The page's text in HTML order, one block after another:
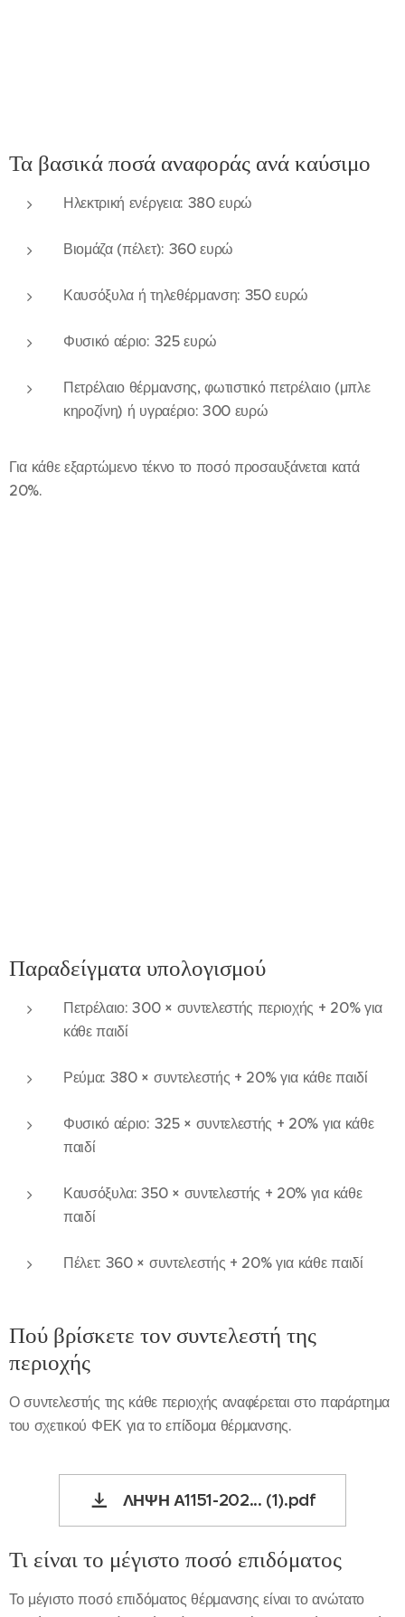
Τα βασικά ποσά αναφοράς ανά καύσιμο
Ηλεκτρική ενέργεια: 380 ευρώ
Βιομάζα (πέλετ): 360 ευρώ
Καυσόξυλα ή τηλεθέρμανση: 350 ευρώ
Φυσικό αέριο: 325 ευρώ
Πετρέλαιο θέρμανσης, φωτιστικό πετρέλαιο (μπλε
κηροζίνη) ή υγραέριο: 300 ευρώ
Για κάθε εξαρτώμενο τέκνο το ποσό προσαυξάνεται κατά
20%.
Παραδείγματα υπολογισμού
Πετρέλαιο: 300 × συντελεστής περιοχής + 20% για
κάθε παιδί
Ρεύμα: 380 × συντελεστής + 20% για κάθε παιδί
Φυσικό αέριο: 325 × συντελεστής + 20% για κάθε
παιδί
Καυσόξυλα: 350 × συντελεστής + 20% για κάθε
παιδί
Πέλετ: 360 × συντελεστής + 20% για κάθε παιδί
Πού βρίσκετε τον συντελεστή της
περιοχής
Ο συντελεστής της κάθε περιοχής αναφέρεται στο παράρτημα
του σχετικού ΦΕΚ για το επίδομα θέρμανσης.
ΛΗΨΗ Α1151-202... (1).pdf
Τι είναι το μέγιστο ποσό επιδόματος
Το μέγιστο ποσό επιδόματος θέρμανσης είναι το ανώτατο